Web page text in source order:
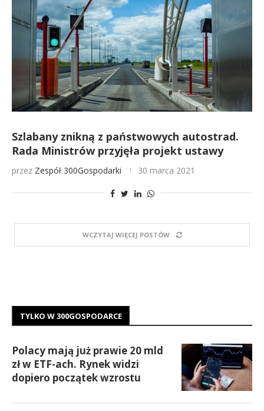
Szlabany znikną z państwowych autostrad.
Rada Ministrów przyjęła projekt ustawy
przez Zespół 300Gospodarki 30 marca 2021
WCZYTAJ WIĘCEJ POSTÓW
TYLKO W 300GOSPODARCE
Polacy mają już prawie 20 mld
zł w ETF-ach. Rynek widzi
dopiero początek wzrostu